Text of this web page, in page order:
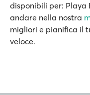
disponibili per: Playa
andare nella nostra
migliori e pianifica il
veloce.